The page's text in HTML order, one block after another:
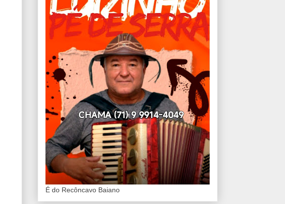
É do Recôncavo Baiano